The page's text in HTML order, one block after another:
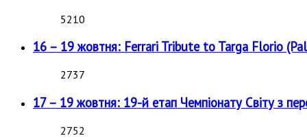
5210
16 – 19 жовтня: Ferrari Tribute to Targa Florio
2737
17 – 19 жовтня: 19-й етап Чемпіонату Світу з
2752